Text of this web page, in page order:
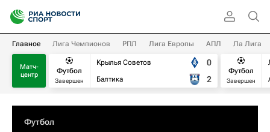
Главное Лига Чемпионов РПЛ Лига Европы АПЛ Ла Лига
Матч-
центр
Футбол
Завершен
Крылья Советов
Балтика
0
2
Футбол
Завершен
Футбол